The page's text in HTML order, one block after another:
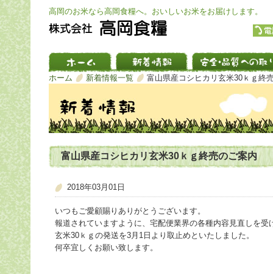
高岡のお米なら高岡食糧へ。おいしいお米をお届けします。
ホーム 新着情報一覧 富山県産コシヒカリ玄米30ｋｇ終
富山県産コシヒカリ玄米30ｋｇ終売のご案内
2018年03月01日
いつもご愛顧賜りありがとうございます。
報道されていますように、宅配便業界の各種内容見直しを受
玄米30ｋｇの発送を3月1日より取止めといたしました。
何卒宜しくお願い致します。